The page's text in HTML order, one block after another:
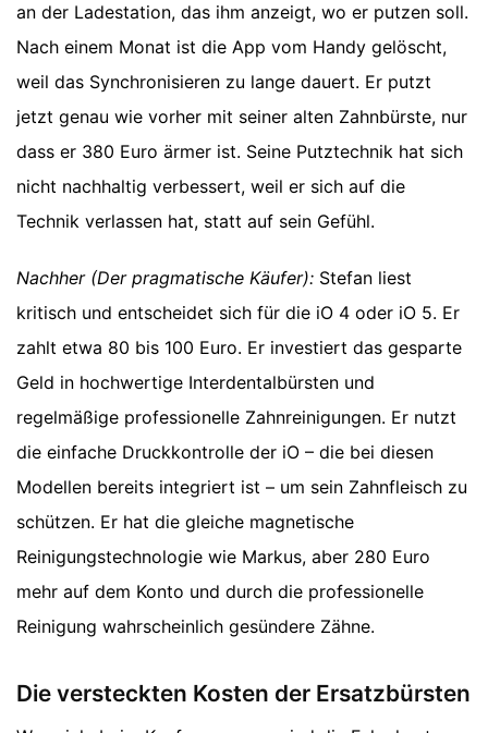
an der Ladestation, das ihm anzeigt, wo er putzen soll.
Nach einem Monat ist die App vom Handy gelöscht,
weil das Synchronisieren zu lange dauert. Er putzt
jetzt genau wie vorher mit seiner alten Zahnbürste, nur
dass er 380 Euro ärmer ist. Seine Putztechnik hat sich
nicht nachhaltig verbessert, weil er sich auf die
Technik verlassen hat, statt auf sein Gefühl.
Nachher (Der pragmatische Käufer): Stefan liest
kritisch und entscheidet sich für die iO 4 oder iO 5. Er
zahlt etwa 80 bis 100 Euro. Er investiert das gesparte
Geld in hochwertige Interdentalbürsten und
regelmäßige professionelle Zahnreinigungen. Er nutzt
die einfache Druckkontrolle der iO – die bei diesen
Modellen bereits integriert ist – um sein Zahnfleisch zu
schützen. Er hat die gleiche magnetische
Reinigungstechnologie wie Markus, aber 280 Euro
mehr auf dem Konto und durch die professionelle
Reinigung wahrscheinlich gesündere Zähne.
Die versteckten Kosten der Ersatzbürsten